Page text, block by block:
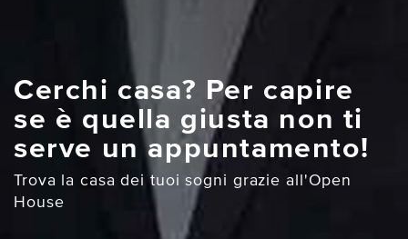
Cerchi casa? Per capire
se è quella giusta non ti
serve un appuntamento!
Trova la casa dei tuoi sogni grazie all'Open
House